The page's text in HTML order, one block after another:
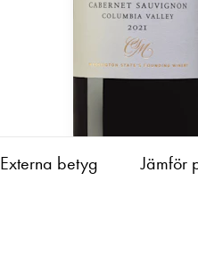
Externa betyg Jämför